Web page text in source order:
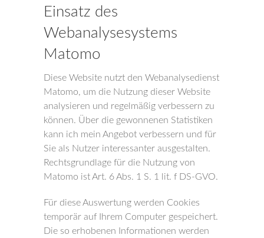
Einsatz des
Webanalysesystems
Matomo
Diese Website nutzt den Webanalysedienst
Matomo, um die Nutzung dieser Website
analysieren und regelmäßig verbessern zu
können. Über die gewonnenen Statistiken
kann ich mein Angebot verbessern und für
Sie als Nutzer interessanter ausgestalten.
Rechtsgrundlage für die Nutzung von
Matomo ist Art. 6 Abs. 1 S. 1 lit. f DS-GVO.
Für diese Auswertung werden Cookies
temporär auf Ihrem Computer gespeichert.
Die so erhobenen Informationen werden